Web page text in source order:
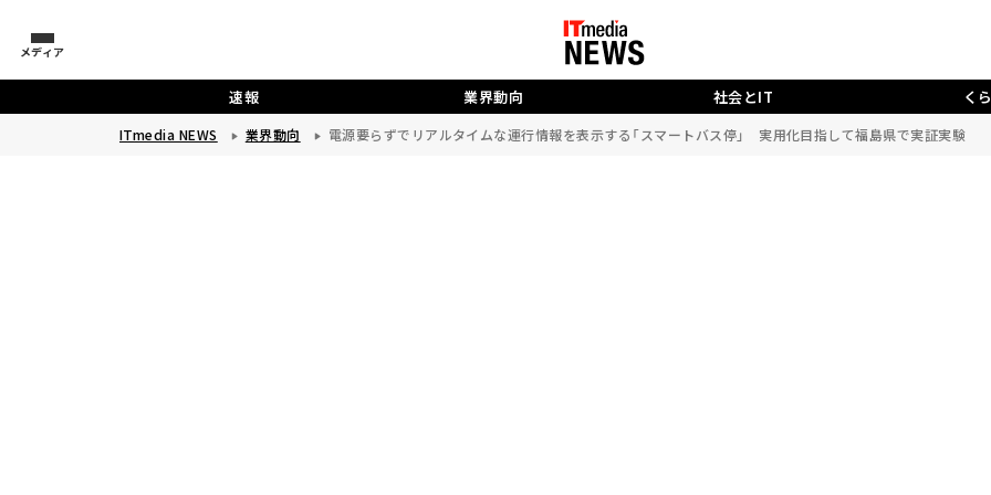
メディア
速報 業界動向 社会とIT く
ITmedia NEWS 業界動向 電源要らずでリアルタイムな運行情報を表示する「スマートバス停」 実用化目指して福島県で実証実験